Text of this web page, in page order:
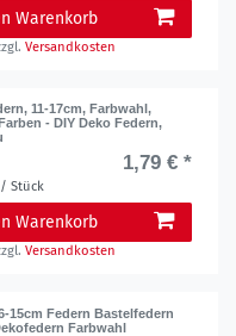
Warenkorb
Versandkosten
11-17cm, Farbwahl,
- DIY Deko Federn,
1,79 € *
/ Stück
Warenkorb
Versandkosten
15cm Federn Bastelfedern
Farbwahl